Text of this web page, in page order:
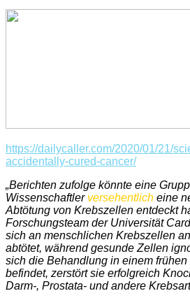
https://dailycaller.com/2020/01/21/
accidentally-cured-cancer/
„Berichten zufolge könnte eine
Wissenschaftler versehentlich eine
Abtötung von Krebszellen entdeckt
Forschungsteam der Universität
sich an menschlichen Krebszellen
abtötet, während gesunde Zellen
sich die Behandlung in einem
befindet, zerstört sie erfolgreich
Darm-, Prostata- und andere